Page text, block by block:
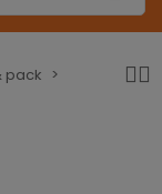
pack